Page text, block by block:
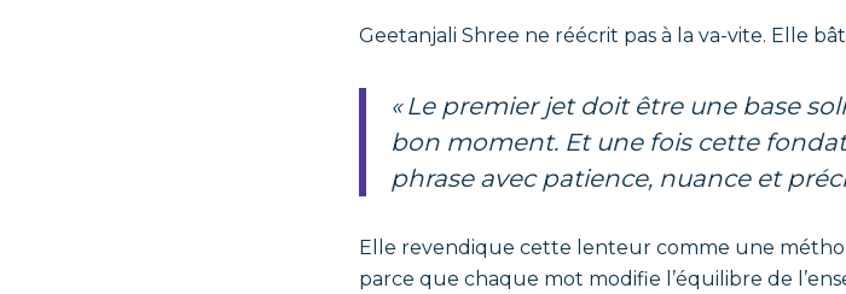
Geetanjali Shree ne réécrit pas à la va-vite. Elle
« Le premier jet doit être une base solide. J’écris lentement, j’attends le
bon moment. Et une fois cette
phrase avec patience, nuance et
Elle revendique cette lenteur comme une
parce que chaque mot modifie l’équilibre de